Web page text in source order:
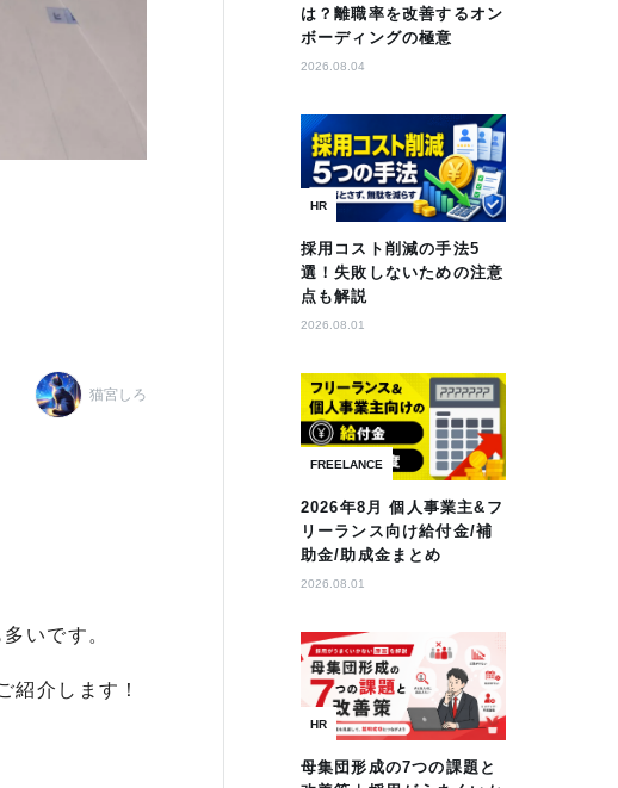
猫宮しろ
いです。
介します！
は？離職率を改善するオン
ボーディングの極意
2026.08.04
HR
採用コスト削減の手法5
選！失敗しないための注意
点も解説
2026.08.01
FREELANCE
2026年8月 個人事業主&フ
リーランス向け給付金/補
助金/助成金まとめ
2026.08.01
HR
母集団形成の7つの課題と